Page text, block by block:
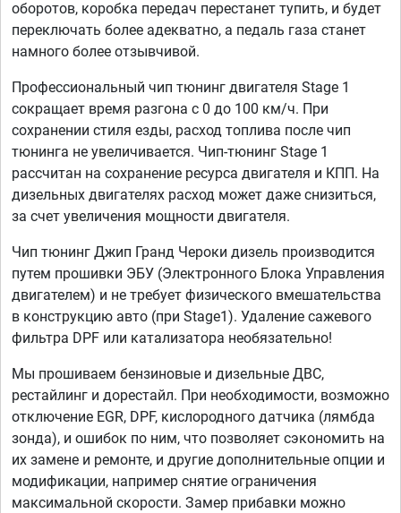
оборотов, коробка передач перестанет тупить, и будет
переключать более адекватно, а педаль газа станет
намного более отзывчивой.
Профессиональный чип тюнинг двигателя Stage 1
сокращает время разгона с 0 до 100 км/ч. При
сохранении стиля езды, расход топлива после чип
тюнинга не увеличивается. Чип-тюнинг Stage 1
рассчитан на сохранение ресурса двигателя и КПП. На
дизельных двигателях расход может даже снизиться,
за счет увеличения мощности двигателя.
Чип тюнинг Джип Гранд Чероки дизель производится
путем прошивки ЭБУ (Электронного Блока Управления
двигателем) и не требует физического вмешательства
в конструкцию авто (при Stage1). Удаление сажевого
фильтра DPF или катализатора необязательно!
Мы прошиваем бензиновые и дизельные ДВС,
рестайлинг и дорестайл. При необходимости, возможно
отключение EGR, DPF, кислородного датчика (лямбда
зонда), и ошибок по ним, что позволяет сэкономить на
их замене и ремонте, и другие дополнительные опции и
модификации, например снятие ограничения
максимальной скорости. Замер прибавки можно